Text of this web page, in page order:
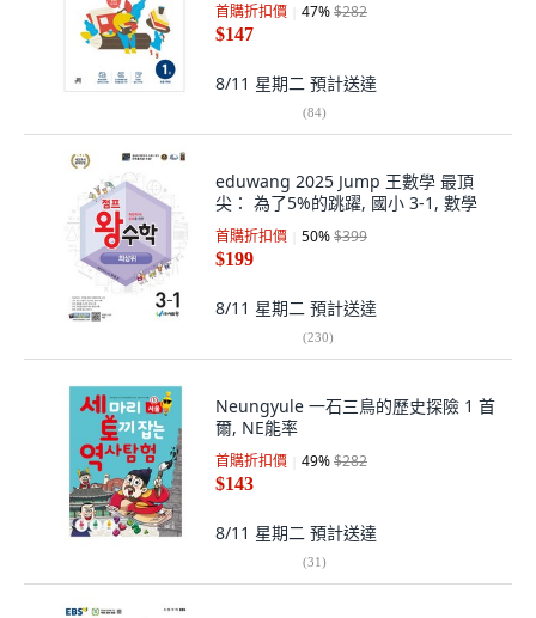
首購折扣價 47%$282
$147
8/11 星期二 預計送達
(84)
eduwang 2025 Jump 王數學 最頂
尖： 為了5%的跳躍, 國小 3-1, 數學
首購折扣價 50%$399
$199
8/11 星期二 預計送達
(230)
Neungyule 一石三鳥的歷史探險 1 首
爾, NE能率
首購折扣價 49%$282
$143
8/11 星期二 預計送達
(31)